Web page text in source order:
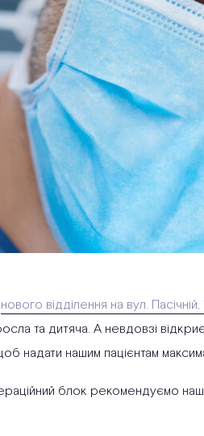
нового відділення на вул. Пасічній,
та дитяча. А невдовзі
надати нашим пацієнтам
блок рекомендуємо